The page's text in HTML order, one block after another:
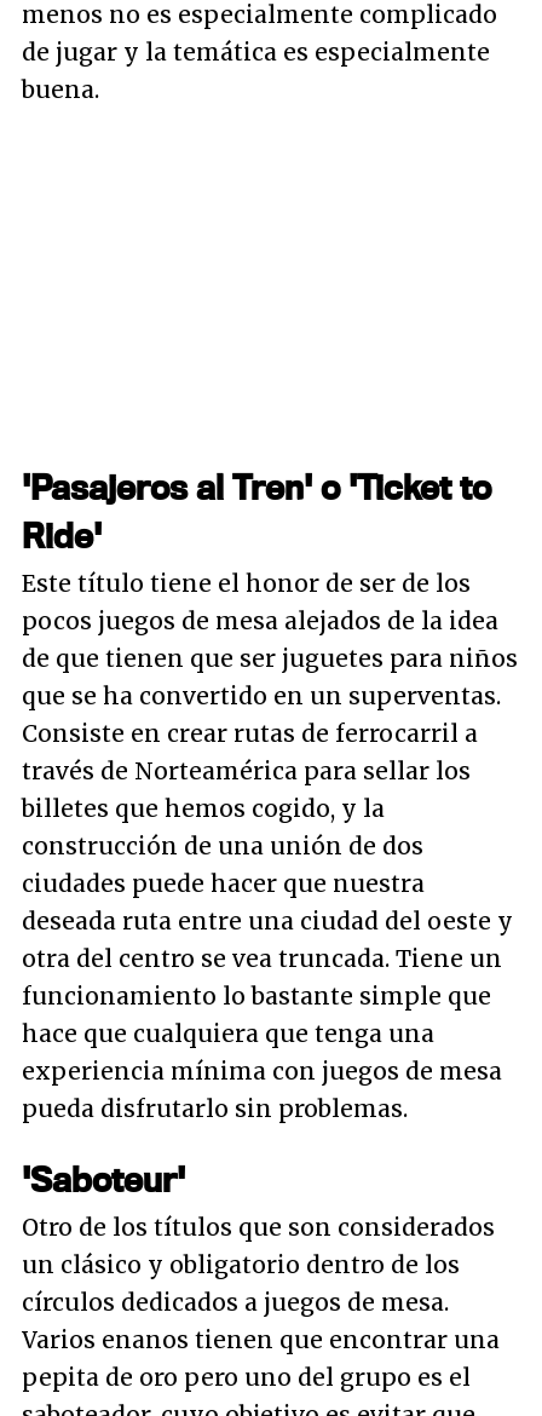
menos no es especialmente complicado
de jugar y la temática es especialmente
buena.
'Pasajeros al Tren' o 'Ticket to
Ride'
Este título tiene el honor de ser de los
pocos juegos de mesa alejados de la idea
de que tienen que ser juguetes para niños
que se ha convertido en un superventas.
Consiste en crear rutas de ferrocarril a
través de Norteamérica para sellar los
billetes que hemos cogido, y la
construcción de una unión de dos
ciudades puede hacer que nuestra
deseada ruta entre una ciudad del oeste y
otra del centro se vea truncada. Tiene un
funcionamiento lo bastante simple que
hace que cualquiera que tenga una
experiencia mínima con juegos de mesa
pueda disfrutarlo sin problemas.
'Saboteur'
Otro de los títulos que son considerados
un clásico y obligatorio dentro de los
círculos dedicados a juegos de mesa.
Varios enanos tienen que encontrar una
pepita de oro pero uno del grupo es el